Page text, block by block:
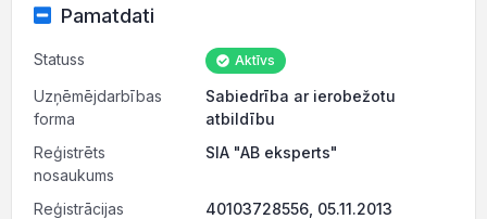
Pamatdati
Statuss Aktīvs
Uzņēmējdarbības
forma
Sabiedrība ar ierobežotu
atbildību
Reģistrēts
nosaukums
SIA "AB eksperts"
Reģistrācijas
40103728556, 05.11.2013